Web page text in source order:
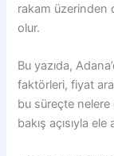
rakam üzerinden
olur.
Bu yazıda,
faktörleri, fiyat
bu süreçte
bakış açısıyla ele